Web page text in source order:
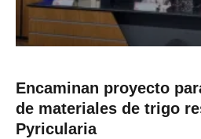
Encaminan proyecto
de materiales de trigo
Pyricularia